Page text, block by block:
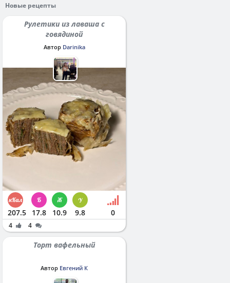
Новые рецепты
Рулетики из лаваша с
говядиной
Автор Darinika
207.5 17.8 10.9 9.8 0
4 4
Торт вафельный
Автор Евгений К